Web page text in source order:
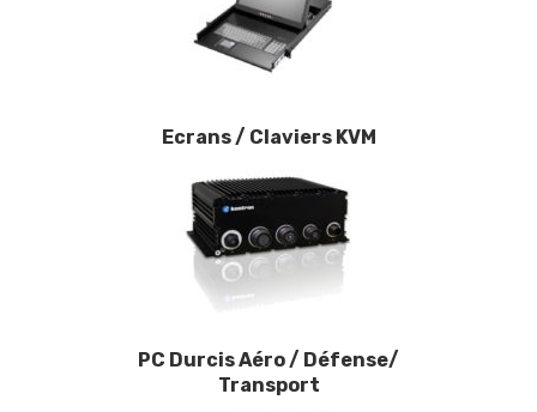
Ecrans / Claviers KVM
PC Durcis Aéro / Défense/
Transport